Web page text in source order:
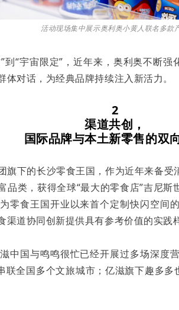
活动现场集中展示奥利奥小黄人联名多款
到“宇宙限定”，近年来，奥利奥不断
对话，为经典品牌持续注入新活力。
2
渠道共创，
国际品牌与本土新零售的双
旗下的长沙零食王国，作为近年来备
品类，获得全球“最大的零食店”吉尼
零食王国开业以来首个定制快闪空间
道协同创新提供具有参考价值的实践
中国与鸣鸣很忙已经开展过多场深度
联全国多个文旅城市；亿滋旗下趣多